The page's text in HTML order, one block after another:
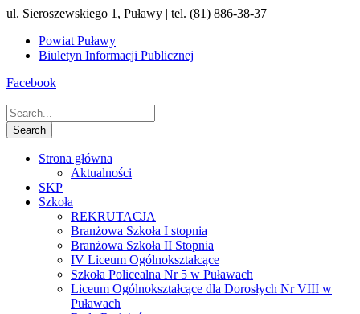
ul. Sieroszewskiego 1, Puławy | tel. (81) 886-38-37
Powiat Puławy
Biuletyn Informacji Publicznej
Facebook
Strona główna
Aktualności
SKP
Szkoła
REKRUTACJA
Branżowa Szkoła I stopnia
Branżowa Szkoła II Stopnia
IV Liceum Ogólnokształcące
Szkoła Policealna Nr 5 w Puławach
Liceum Ogólnokształcące dla Dorosłych Nr VIII w
Puławach